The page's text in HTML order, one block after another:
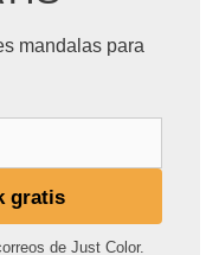
mandalas para
gratis
de Just Color.